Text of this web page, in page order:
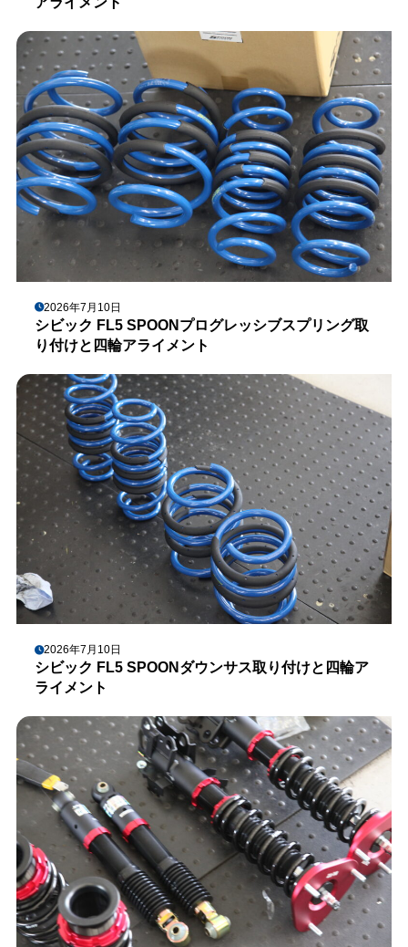
2026年7月10日
シビック FL5 SPOONプログレッシブスプリング取
り付けと四輪アライメント
2026年7月10日
シビック FL5 SPOONダウンサス取り付けと四輪ア
ライメント